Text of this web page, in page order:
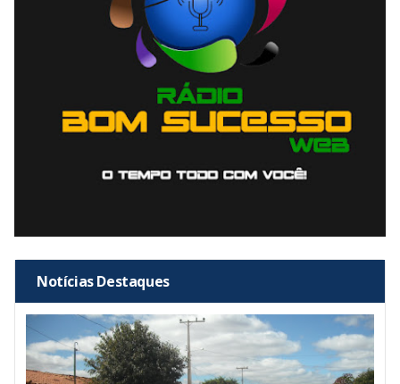
Notícias Destaques